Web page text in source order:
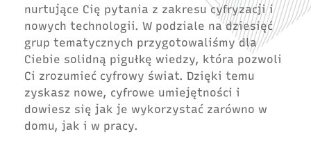
nurtujące Cię pytania z zakresu cyfryzacji i
nowych technologii. W podziale na dziesięć
grup tematycznych przygotowaliśmy dla
Ciebie solidną pigułkę wiedzy, która pozwoli
Ci zrozumieć cyfrowy świat. Dzięki temu
zyskasz nowe, cyfrowe umiejętności i
dowiesz się jak je wykorzystać zarówno w
domu, jak i w pracy.